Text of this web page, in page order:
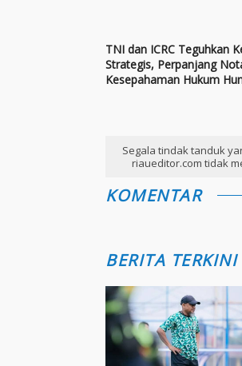
TNI dan ICRC Teguhkan
Strategis, Perpanjang
Kesepahaman Hukum
Segala tindak tanduk
riaueditor.com tidak
KOMENTAR
BERITA TERKINI